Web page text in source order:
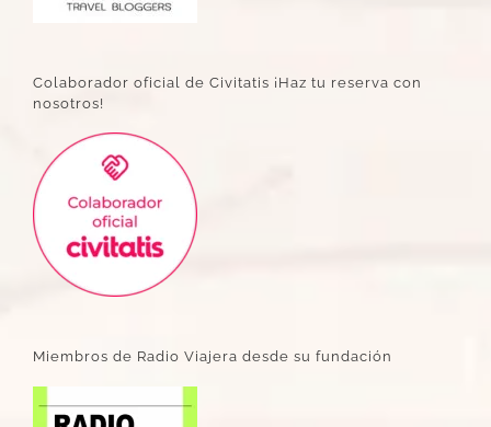
Colaborador oficial de Civitatis ¡Haz tu reserva con
nosotros!
Miembros de Radio Viajera desde su fundación